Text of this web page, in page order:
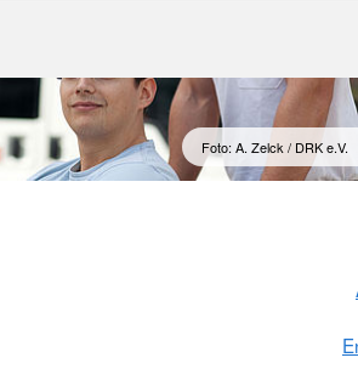
Foto: A. Zelck / DRK e.V.